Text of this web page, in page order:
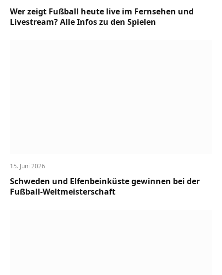
Wer zeigt Fußball heute live im Fernsehen und
Livestream? Alle Infos zu den Spielen
15. Juni 2026
Schweden und Elfenbeinküste gewinnen bei der
Fußball-Weltmeisterschaft